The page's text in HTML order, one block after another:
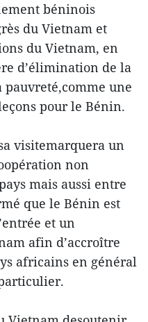
béninois
du Vietnam et
du Vietnam, en
d’élimination de la
une
pour le Bénin.
visitemarquera un
non
mais aussi entre
que le Bénin est
et un
afin d’accroître
africains en général